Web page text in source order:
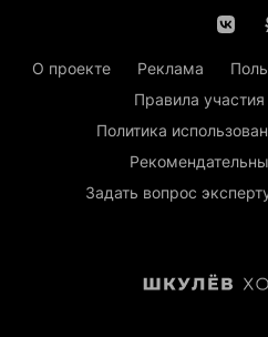
О проекте Реклама
Правила
Политика
Задать вопрос